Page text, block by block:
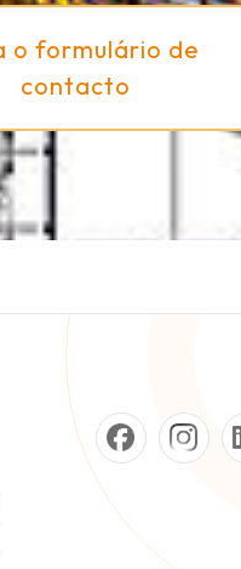
o formulário de
contacto